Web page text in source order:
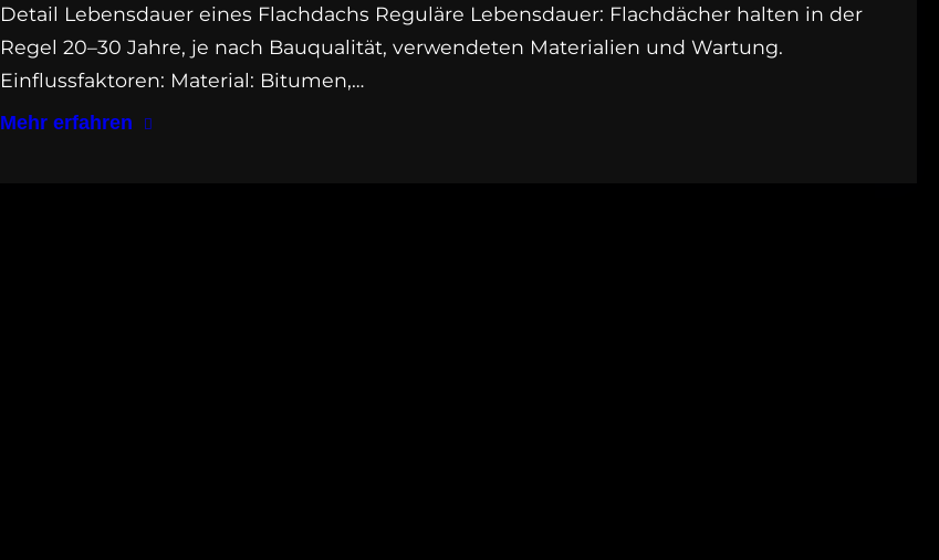
Detail Lebensdauer eines Flachdachs Reguläre Lebensdauer: Flachdächer halten in der
Regel 20–30 Jahre, je nach Bauqualität, verwendeten Materialien und Wartung.
Einflussfaktoren: Material: Bitumen,…
Mehr erfahren